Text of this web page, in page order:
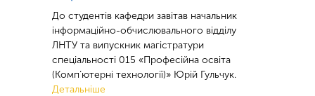
До студентів кафедри завітав начальник
інформаційно-обчислювального відділу
ЛНТУ та випускник магістратури
спеціальності 015 «Професійна освіта
(Комп’ютерні технології)» Юрій Гульчук.
Детальніше